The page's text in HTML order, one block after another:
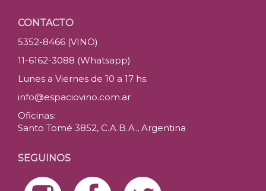
CONTACTO
5352-8466 (VINO)
11-6162-3088 (Whatsapp)
Lunes a Viernes de 10 a 17 hs.
info@espaciovino.com.ar
Oficinas:
Santo Tomé 3852, C.A.B.A., Argentina
SEGUINOS